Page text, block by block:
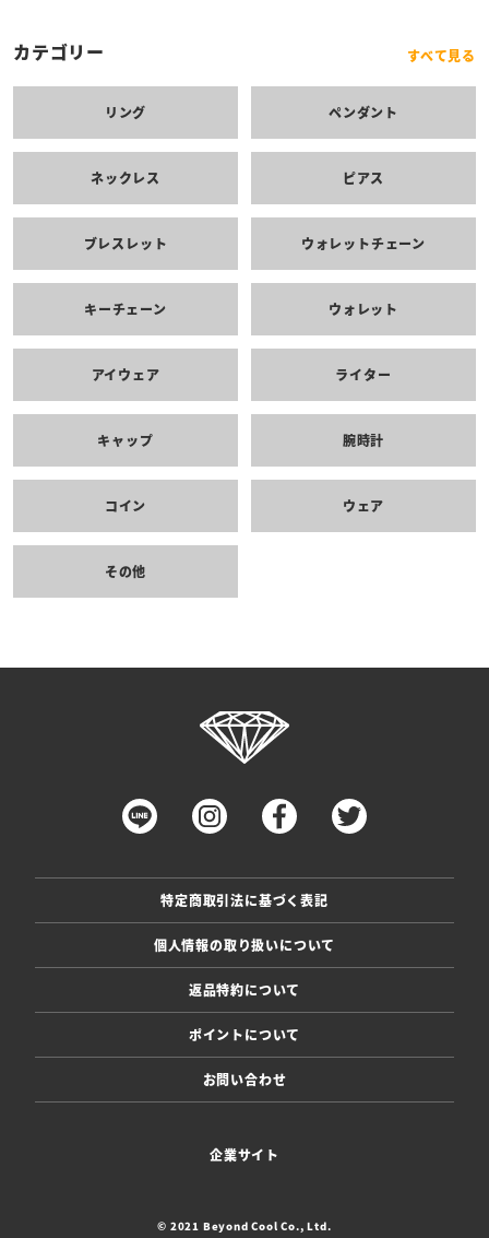
カテゴリー すべて見る
リング ペンダント
ネックレス ピアス
ブレスレット ウォレットチェーン
キーチェーン ウォレット
アイウェア ライター
キャップ 腕時計
コイン ウェア
その他
特定商取引法に基づく表記
個人情報の取り扱いについて
返品特約について
ポイントについて
お問い合わせ
企業サイト
© 2021 Beyond Cool Co., Ltd.